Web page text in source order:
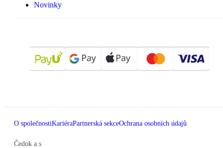
Novinky
O společnostiKariéraPartnerská sekceOchrana osobních údajů
Čedok a.s